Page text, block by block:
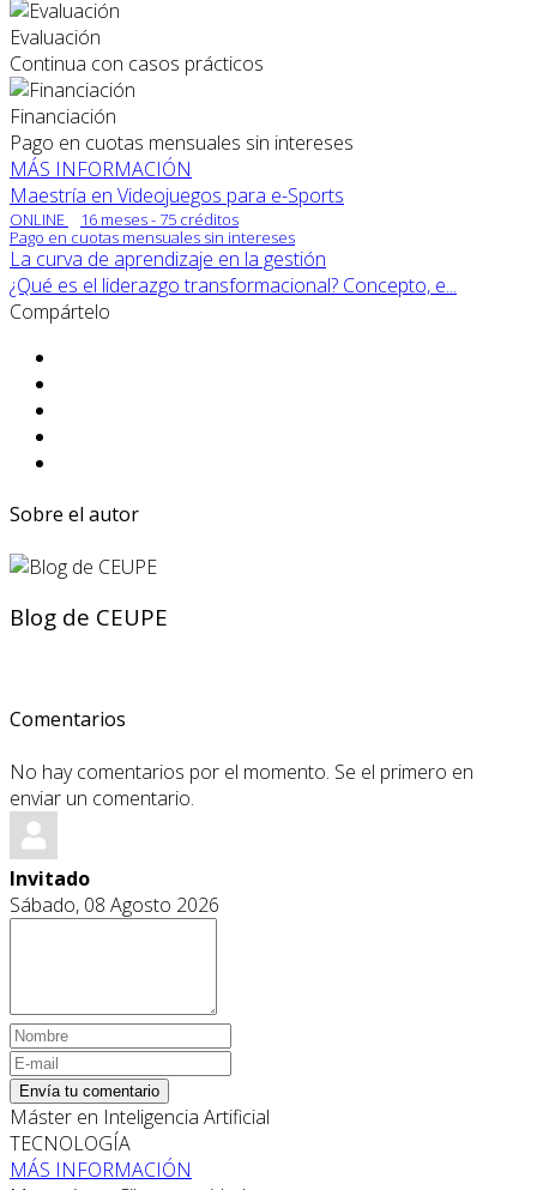
Evaluación
Continua con casos prácticos
Financiación
Pago en cuotas mensuales sin intereses
MÁS INFORMACIÓN
Maestría en Videojuegos para e-Sports
ONLINE
16 meses - 75 créditos
Pago en cuotas mensuales sin intereses
La curva de aprendizaje en la gestión
¿Qué es el liderazgo transformacional? Concepto, e...
Compártelo
Sobre el autor
Blog de CEUPE
Comentarios
No hay comentarios por el momento. Se el primero en
enviar un comentario.
Invitado
Sábado, 08 Agosto 2026
Envía tu comentario
Máster en Inteligencia Artificial
TECNOLOGÍA
MÁS INFORMACIÓN